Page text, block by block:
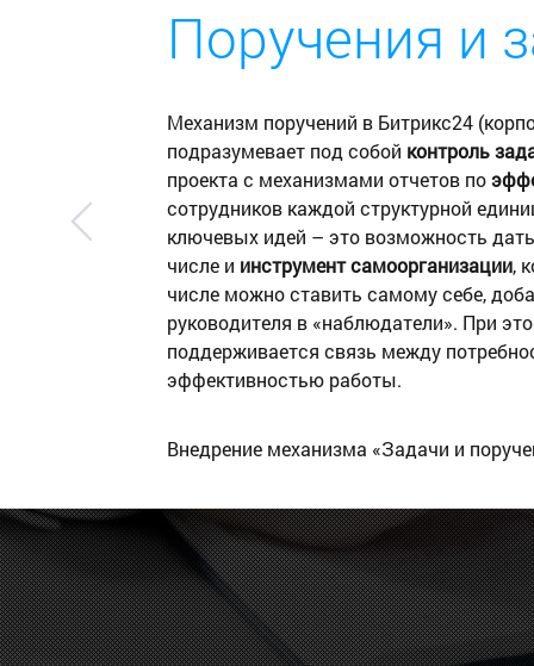
Поручения и
Механизм поручений в Битрикс24
подразумевает под собой контроль
проекта с механизмами отчетов по
сотрудников каждой структурной
ключевых идей – это возможность
числе и инструмент самоорганизации,
числе можно ставить самому себе,
руководителя в «наблюдатели». При
поддерживается связь между
эффективностью работы.
Внедрение механизма «Задачи и
оперативность в работе компании.